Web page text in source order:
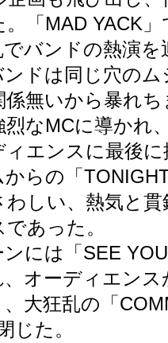
「MAD YACK
バンドの熱演を
ンドは同じ穴の
無いから暴れ
烈なMCに導かれ
ィエンスに最後
らの「
わしい、熱気と
あった。
には「SEE
オーディエン
大狂乱の「
じた。